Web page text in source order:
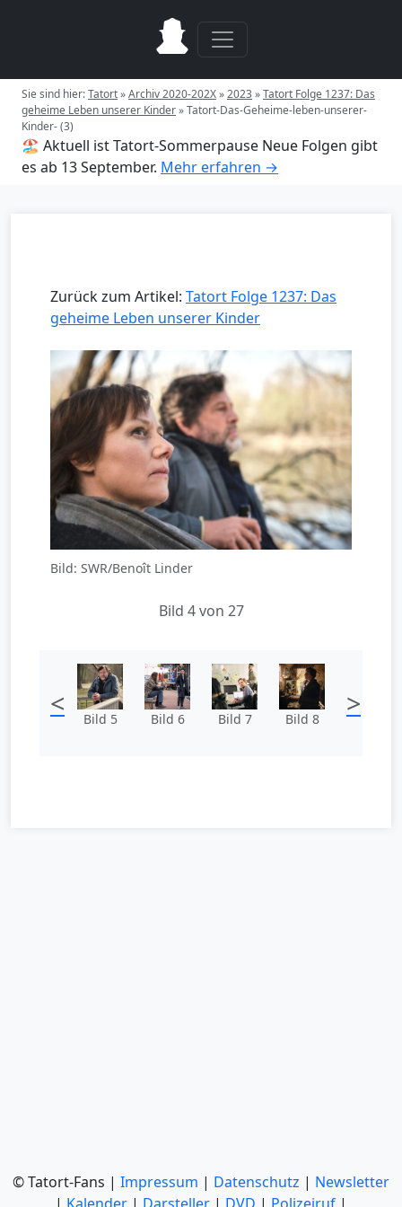
Sie sind hier:Tatort»Archiv 2020-202X»2023»Tatort Folge 1237: Das
geheime Leben unserer Kinder»Tatort-Das-Geheime-leben-unserer-
Kinder- (3)
🏖️ Aktuell ist Tatort-Sommerpause Neue Folgen gibt
es ab 13 September. Mehr erfahren →
Zurück zum Artikel: Tatort Folge 1237: Das
geheime Leben unserer Kinder
Bild: SWR/Benoît Linder
Bild 4 von 27
< Bild 5 Bild 6 Bild 7 Bild 8 >
© Tatort-Fans | Impressum | Datenschutz | Newsletter